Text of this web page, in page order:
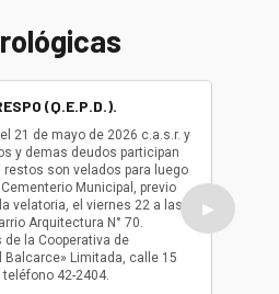
(Q.E.P.D.).
21 de mayo de 2026 c.a.s.r. y
y demas deudos participan
son velados para luego
Municipal, previo
velatoria, el viernes 22 a las
Arquitectura N° 70.
de la Cooperativa de
Balcarce» Limitada, calle 15
teléfono 42-2404.
ser
oficio
▶